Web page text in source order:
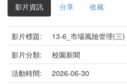
影片資訊 分享 收藏
影片標題:
13-6_市場風險管理(三)
影片分類:
校園新聞
活動時間:
2026-06-30